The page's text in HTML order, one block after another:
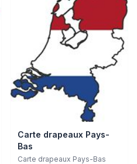
Carte drapeaux Pays-
Bas
Carte drapeaux Pays-Bas